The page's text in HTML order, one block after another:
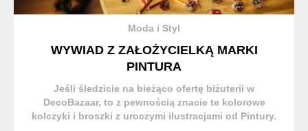
Moda i Styl
WYWIAD Z ZAŁOŻYCIELKĄ MARKI
PINTURA
Jeśli śledzicie na bieżąco ofertę biżuterii w
DecoBazaar, to z pewnością znacie te kolorowe
kolczyki i broszki z uroczymi ilustracjami od Pintury.